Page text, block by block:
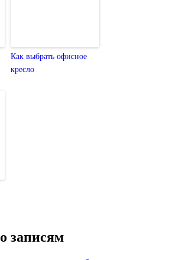
Как выбрать офисное
кресло
записям